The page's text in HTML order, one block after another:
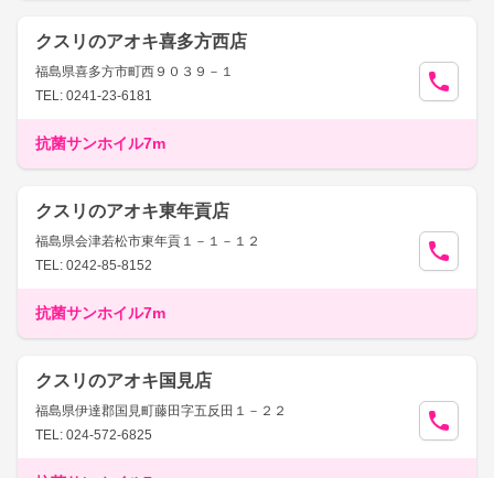
クスリのアオキ喜多方西店
福島県喜多方市町西９０３９－１
TEL: 0241-23-6181
抗菌サンホイル7m
クスリのアオキ東年貢店
福島県会津若松市東年貢１－１－１２
TEL: 0242-85-8152
抗菌サンホイル7m
クスリのアオキ国見店
福島県伊達郡国見町藤田字五反田１－２２
TEL: 024-572-6825